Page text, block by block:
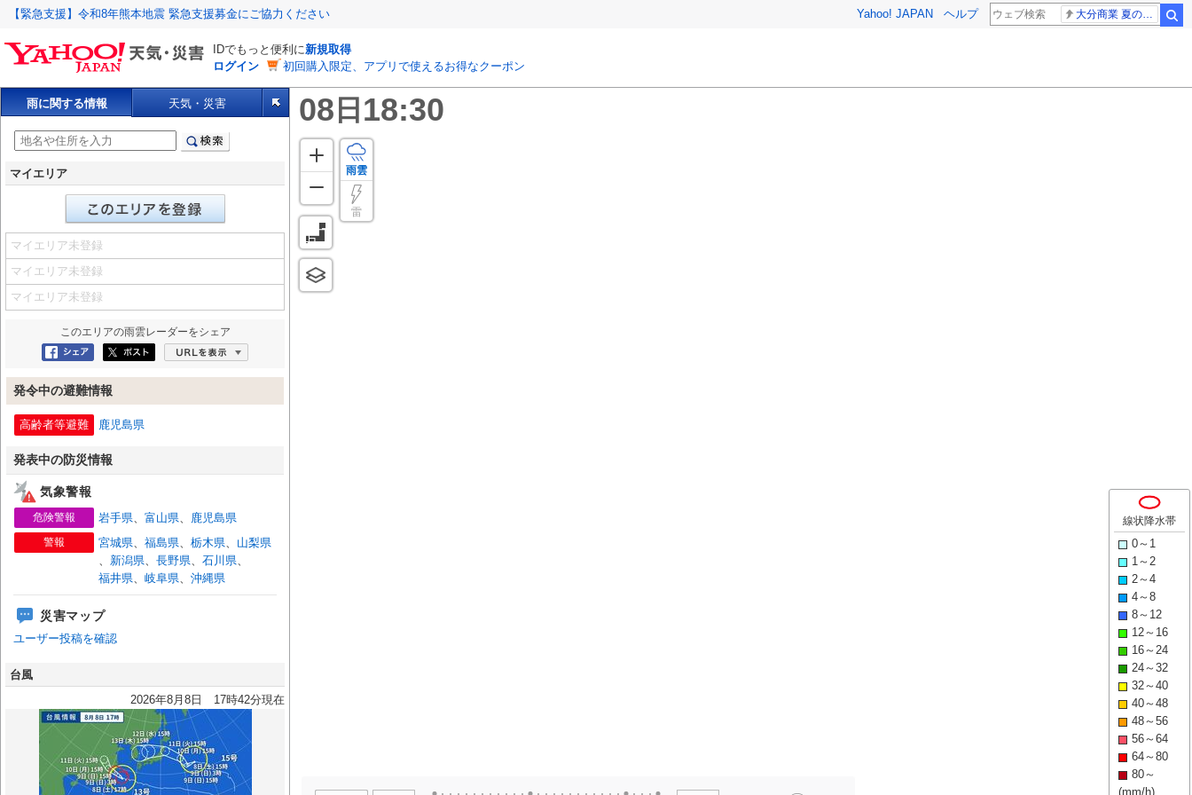
【緊急支援】令和8年熊本地震 緊急支援募金にご協力ください Yahoo! JAPAN ヘルプ 大分商業 夏の甲子園
IDでもっと便利に新規取得
ログイン
初回購入限定、アプリで使えるお得なクーポン
雨に関する情報 天気・災害
マイエリア
マイエリア未登録
マイエリア未登録
マイエリア未登録
このエリアの雨雲レーダーをシェア
Facebookにシェア
ポスト
発令中の避難情報
高齢者等避難 鹿児島県
発表中の防災情報
気象警報
危険警報 岩手県、 富山県、 鹿児島県
警報 宮城県、 福島県、 栃木県、 山梨県
、 新潟県、 長野県、 石川県、
福井県、 岐阜県、 沖縄県
災害マップ
ユーザー投稿を確認
台風
2026年8月8日 17時42分現在
雨雲
雷
08 日 18:30
線状降水帯
0～1
1～2
2～4
4～8
8～12
12～16
16～24
24～32
32～40
40～48
48～56
56～64
64～80
80～
(mm/h)